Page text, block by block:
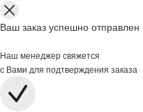
Ваш заказ успешно отправлен
Наш менеджер свяжется
с Вами для подтверждения заказа